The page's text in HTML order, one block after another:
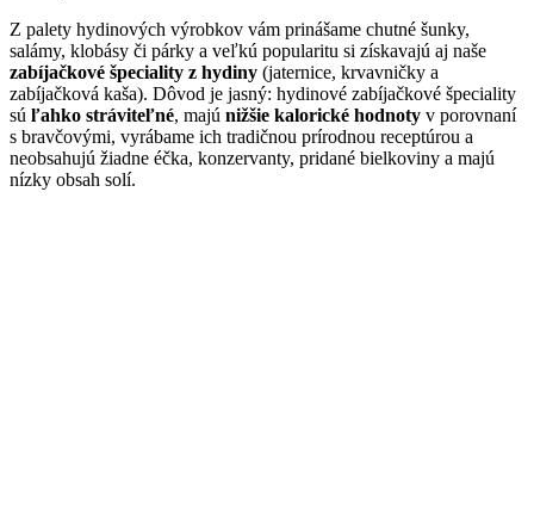
Z palety hydinových výrobkov vám prinášame chutné šunky,
salámy, klobásy či párky a veľkú popularitu si získavajú aj naše
zabíjačkové špeciality z hydiny (jaternice, krvavničky a
zabíjačková kaša). Dôvod je jasný: hydinové zabíjačkové špeciality
sú ľahko stráviteľné, majú nižšie kalorické hodnoty v porovnaní
s bravčovými, vyrábame ich tradičnou prírodnou receptúrou a
neobsahujú žiadne éčka, konzervanty, pridané bielkoviny a majú
nízky obsah solí.